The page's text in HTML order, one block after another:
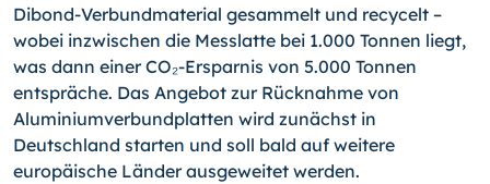
Dibond-Verbundmaterial gesammelt und recycelt –
wobei inzwischen die Messlatte bei 1.000 Tonnen liegt,
was dann einer CO₂-Ersparnis von 5.000 Tonnen
entspräche. Das Angebot zur Rücknahme von
Aluminiumverbundplatten wird zunächst in
Deutschland starten und soll bald auf weitere
europäische Länder ausgeweitet werden.